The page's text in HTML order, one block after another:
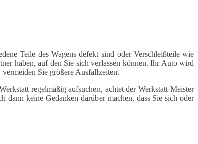
Teile des Wagens defekt sind oder Verschleißteile wie
haben, auf den Sie sich verlassen können. Ihr Auto wird
Sie größere Ausfallzeiten.
regelmäßig aufsuchen, achtet der Werkstatt-Meister
dann keine Gedanken darüber machen, dass Sie sich oder